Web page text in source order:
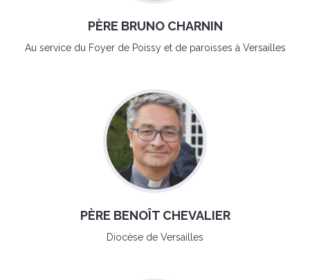
PÈRE BRUNO CHARNIN
Au service du Foyer de Poissy et de paroisses à Versailles
PÈRE BENOÎT CHEVALIER
Diocèse de Versailles